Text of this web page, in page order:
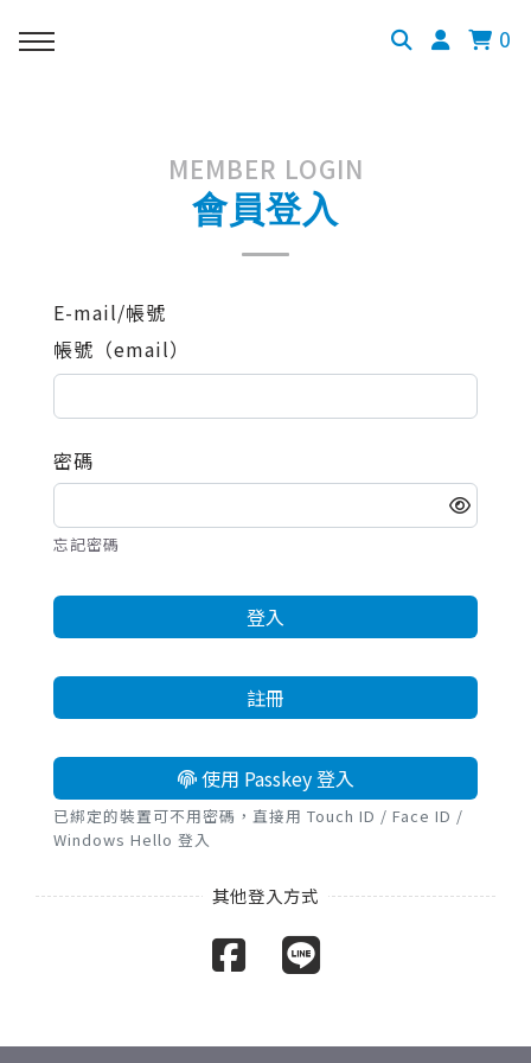
0
MEMBER LOGIN
會員登入
E-mail/帳號
帳號（email）
密碼
忘記密碼
登入
註冊
使用 Passkey 登入
已綁定的裝置可不用密碼，直接用 Touch ID / Face ID /
Windows Hello 登入